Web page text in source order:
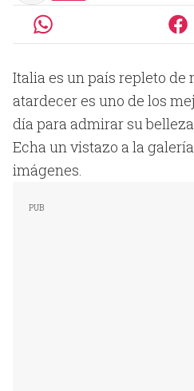
Italia es un país repleto de
atardecer es uno de los
día para admirar su
Echa un vistazo a la
imágenes.